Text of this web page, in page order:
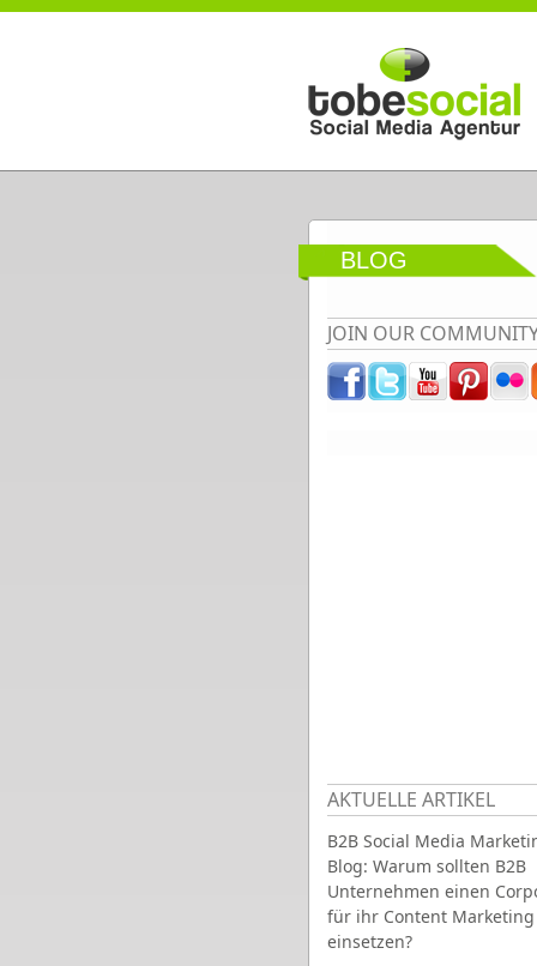
Direkt zum Inhalt
BLOG
JOIN OUR
AKTUELLE ARTIKEL
B2B Social Media
Blog: Warum sollten B2B
Unternehmen einen
für ihr Content Marketing
einsetzen?